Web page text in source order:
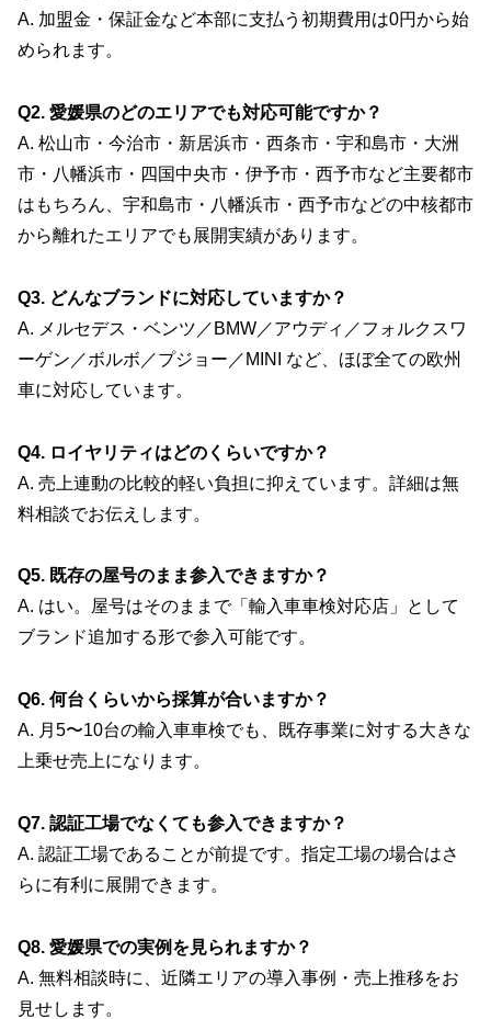
A. 加盟金・保証金など本部に支払う初期費用は0円から始
められます。
Q2. 愛媛県のどのエリアでも対応可能ですか？
A. 松山市・今治市・新居浜市・西条市・宇和島市・大洲
市・八幡浜市・四国中央市・伊予市・西予市など主要都市
はもちろん、宇和島市・八幡浜市・西予市などの中核都市
から離れたエリアでも展開実績があります。
Q3. どんなブランドに対応していますか？
A. メルセデス・ベンツ／BMW／アウディ／フォルクスワ
ーゲン／ボルボ／プジョー／MINI など、ほぼ全ての欧州
車に対応しています。
Q4. ロイヤリティはどのくらいですか？
A. 売上連動の比較的軽い負担に抑えています。詳細は無
料相談でお伝えします。
Q5. 既存の屋号のまま参入できますか？
A. はい。屋号はそのままで「輸入車車検対応店」として
ブランド追加する形で参入可能です。
Q6. 何台くらいから採算が合いますか？
A. 月5〜10台の輸入車車検でも、既存事業に対する大きな
上乗せ売上になります。
Q7. 認証工場でなくても参入できますか？
A. 認証工場であることが前提です。指定工場の場合はさ
らに有利に展開できます。
Q8. 愛媛県での実例を見られますか？
A. 無料相談時に、近隣エリアの導入事例・売上推移をお
見せします。